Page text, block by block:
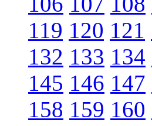
119 120 121
132 133 134
145 146 147
158 159 160